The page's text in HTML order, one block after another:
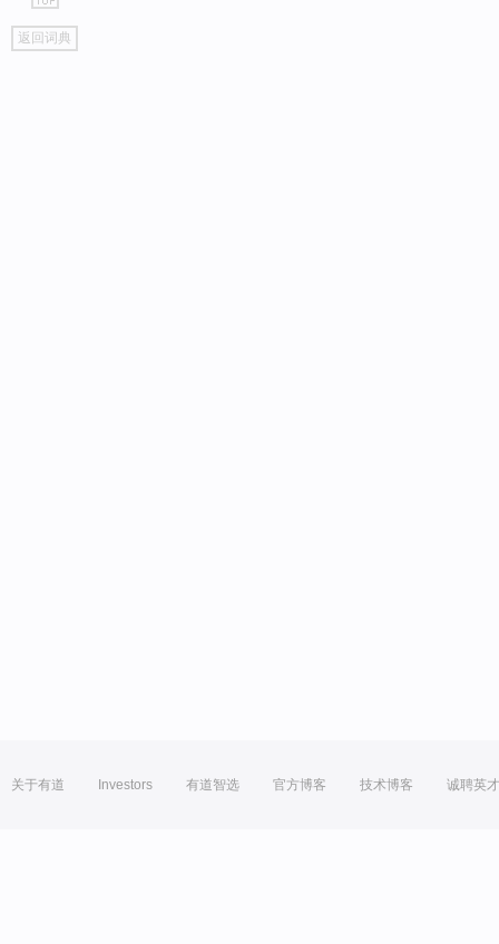
go
top
返回词典
关于有道 Investors 有道智选 官方博客 技术博客 诚聘英才